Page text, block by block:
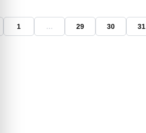
1 … 29 30 31